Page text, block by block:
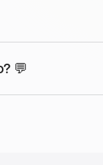
💬